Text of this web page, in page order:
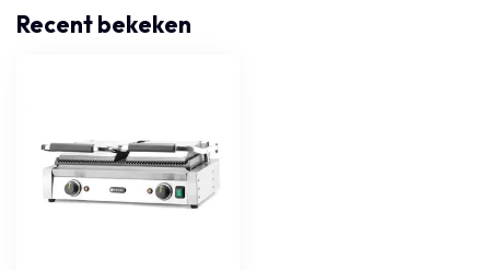
Recent bekeken